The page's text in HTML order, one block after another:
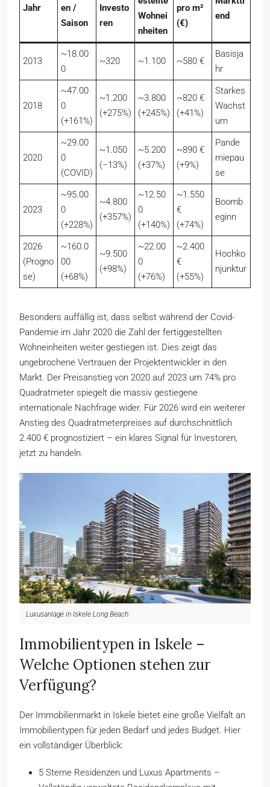
Jahr
en /
Saison
Investo
ren
Wohnei
nheiten
pro m²
(€)
end
2013
~18.00
0
~320 ~1.100 ~580 €
Basisja
hr
2018
~47.00
0
(+161%)
~1.200
(+275%)
~3.800
(+245%)
~820 €
(+41%)
Starkes
Wachst
um
2020
~29.00
0
(COVID)
~1.050
(−13%)
~5.200
(+37%)
~890 €
(+9%)
Pande
miepau
se
2023
~95.00
0
(+228%)
~4.800
(+357%)
~12.50
0
(+140%)
~1.550
€
(+74%)
Boomb
eginn
2026
(Progno
se)
~160.0
00
(+68%)
~9.500
(+98%)
~22.00
0
(+76%)
~2.400
€
(+55%)
Hochko
njunktur
Besonders auffällig ist, dass selbst während der Covid-
Pandemie im Jahr 2020 die Zahl der fertiggestellten
Wohneinheiten weiter gestiegen ist. Dies zeigt das
ungebrochene Vertrauen der Projektentwickler in den
Markt. Der Preisanstieg von 2020 auf 2023 um 74% pro
Quadratmeter spiegelt die massiv gestiegene
internationale Nachfrage wider. Für 2026 wird ein weiterer
Anstieg des Quadratmeterpreises auf durchschnittlich
2.400 € prognostiziert – ein klares Signal für Investoren,
jetzt zu handeln.
Luxusanlage in Iskele Long Beach
Immobilientypen in Iskele –
Welche Optionen stehen zur
Verfügung?
Der Immobilienmarkt in Iskele bietet eine große Vielfalt an
Immobilientypen für jeden Bedarf und jedes Budget. Hier
ein vollständiger Überblick:
5 Sterne Residenzen und Luxus Apartments –